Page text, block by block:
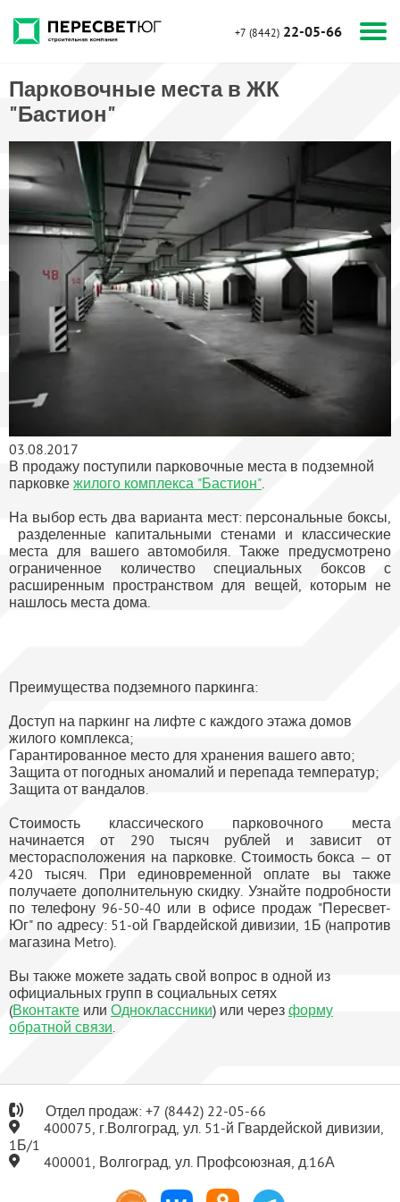
+7 (8442) 22-05-66
Парковочные места в ЖК
"Бастион"
03.08.2017
В продажу поступили парковочные места в подземной
парковке жилого комплекса "Бастион".
На выбор есть два варианта мест: персональные боксы,
разделенные капитальными стенами и классические
места для вашего автомобиля. Также предусмотрено
ограниченное количество специальных боксов с
расширенным пространством для вещей, которым не
нашлось места дома.
Преимущества подземного паркинга:
Доступ на паркинг на лифте с каждого этажа домов
жилого комплекса;
Гарантированное место для хранения вашего авто;
Защита от погодных аномалий и перепада температур;
Защита от вандалов.
Стоимость классического парковочного места
начинается от 290 тысяч рублей и зависит от
месторасположения на парковке. Стоимость бокса — от
420 тысяч. При единовременной оплате вы также
получаете дополнительную скидку. Узнайте подробности
по телефону 96-50-40 или в офисе продаж "Пересвет-
Юг" по адресу: 51-ой Гвардейской дивизии, 1Б (напротив
магазина Metro).
Вы также можете задать свой вопрос в одной из
официальных групп в социальных сетях
(Вконтакте или Одноклассники) или через форму
обратной связи.
Отдел продаж: +7 (8442) 22-05-66
400075, г.Волгоград, ул. 51-й Гвардейской дивизии,
1Б/1
400001, Волгоград, ул. Профсоюзная, д.16А